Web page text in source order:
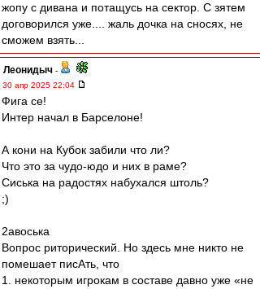
жопу с дивана и потащусь на сектор. С зятем
договорился уже.... жаль дочка на сносях, не
сможем взять...
Леонидыч -
30 апр 2025 22:04
Фига се!
Интер начал в Барселоне!
А кони на Кубок забили что ли?
Что это за чудо-юдо и них в раме?
Сиська на радостях набухался штоль?
;)
2авоська
Вопрос риторический. Но здесь мне никто не
помешает писАть, что
1. некоторым игрокам в составе давно уже «не